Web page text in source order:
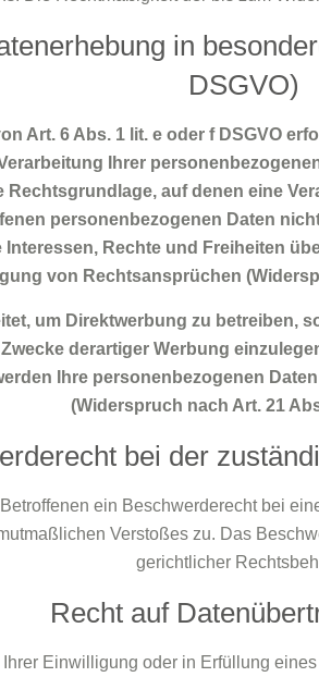
in
DSGVO)
Art. 6 Abs. 1 lit. e oder f DSGVO
Ihrer
auf denen eine
personenbezogenen Daten
Rechte und Freiheiten
von Rechtsansprüchen
um Direktwerbung zu betreiben,
derartiger Werbung
Ihre personenbezogenen
(Widerspruch nach Art. 21
bei der
ein Beschwerderecht bei
Verstoßes zu. Das
gerichtlicher
Recht auf
Einwilligung oder in Erfüllung